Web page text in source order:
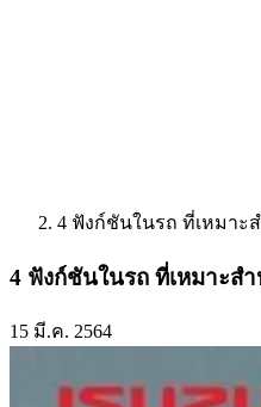
4 ฟังก์ชันในรถ ที่เหมาะ
4 ฟังก์ชันในรถ ที่เหมาะส
15 มี.ค. 2564